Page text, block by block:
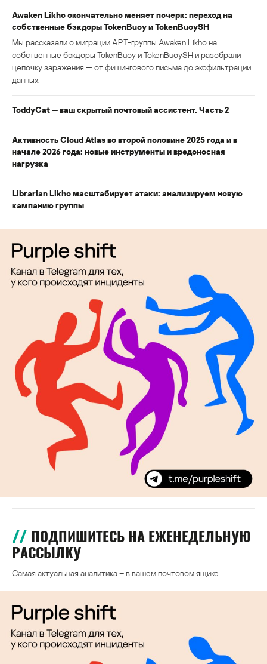
Awaken Likho окончательно меняет почерк: переход на
собственные бэкдоры TokenBuoy и TokenBuoySH
Мы рассказали о миграции APT-группы Awaken Likho на
собственные бэкдоры TokenBuoy и TokenBuoySH и разобрали
цепочку заражения — от фишингового письма до эксфильтрации
данных.
ToddyCat — ваш скрытый почтовый ассистент. Часть 2
Активность Cloud Atlas во второй половине 2025 года и в
начале 2026 года: новые инструменты и вредоносная
нагрузка
Librarian Likho масштабирует атаки: анализируем новую
кампанию группы
ПОДПИШИТЕСЬ НА ЕЖЕНЕДЕЛЬНУЮ
РАССЫЛКУ
Самая актуальная аналитика – в вашем почтовом ящике